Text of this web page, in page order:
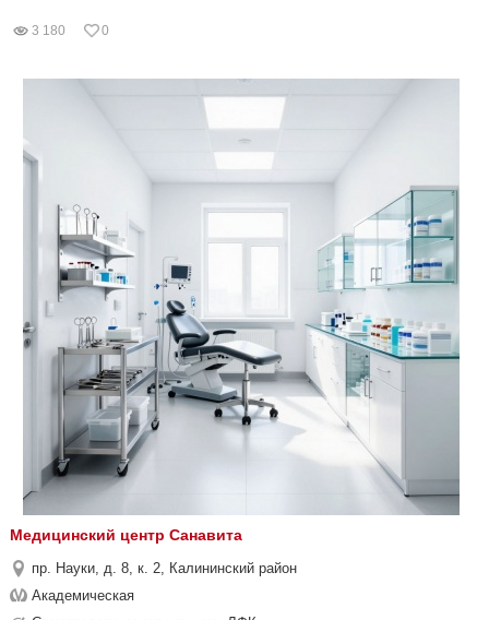
3 180 0
Медицинский центр Санавита
пр. Науки, д. 8, к. 2, Калининский район
Академическая